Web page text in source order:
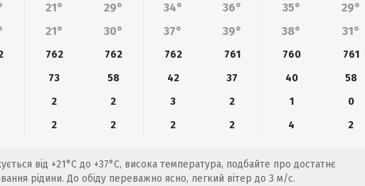
21° 29° 34° 36° 35°
29°
21° 30° 37° 39° 38° 31°
762 762 762 761 760
761
73 58 42 37 40
58
2 2 3 2 1
0
2 2 2 2 4 2
від +21°C до +37°C, висока температура, подбайте про достатнє
рідини. До обіду переважно ясно, легкий вітер до 3 м/с.